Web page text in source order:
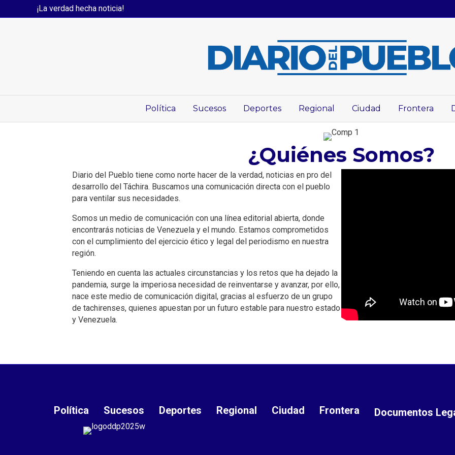
¡La verdad hecha noticia!
Política Sucesos Deportes Regional Ciudad Frontera
¿Quiénes Somos?
Diario del Pueblo tiene como norte hacer de la verdad, noticias en pro del
desarrollo del Táchira. Buscamos una comunicación directa con el pueblo
para ventilar sus necesidades.
Somos un medio de comunicación con una línea editorial abierta, donde
encontrarás noticias de Venezuela y el mundo. Estamos comprometidos
con el cumplimiento del ejercicio ético y legal del periodismo en nuestra
región.
Teniendo en cuenta las actuales circunstancias y los retos que ha dejado la
pandemia, surge la imperiosa necesidad de reinventarse y avanzar, por ello,
nace este medio de comunicación digital, gracias al esfuerzo de un grupo
de tachirenses, quienes apuestan por un futuro estable para nuestro estado
y Venezuela.
Política Sucesos Deportes Regional Ciudad Frontera Documentos